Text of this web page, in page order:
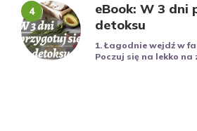
eBook: W 3 dni
detoksu
1. Łagodnie wejdź w
Poczuj się na lekko